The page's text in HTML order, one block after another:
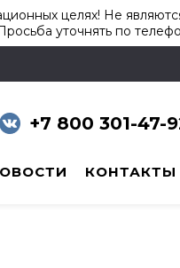
целях! Не
уточнять по
+7 800 301-47-
КОНТАКТЫ